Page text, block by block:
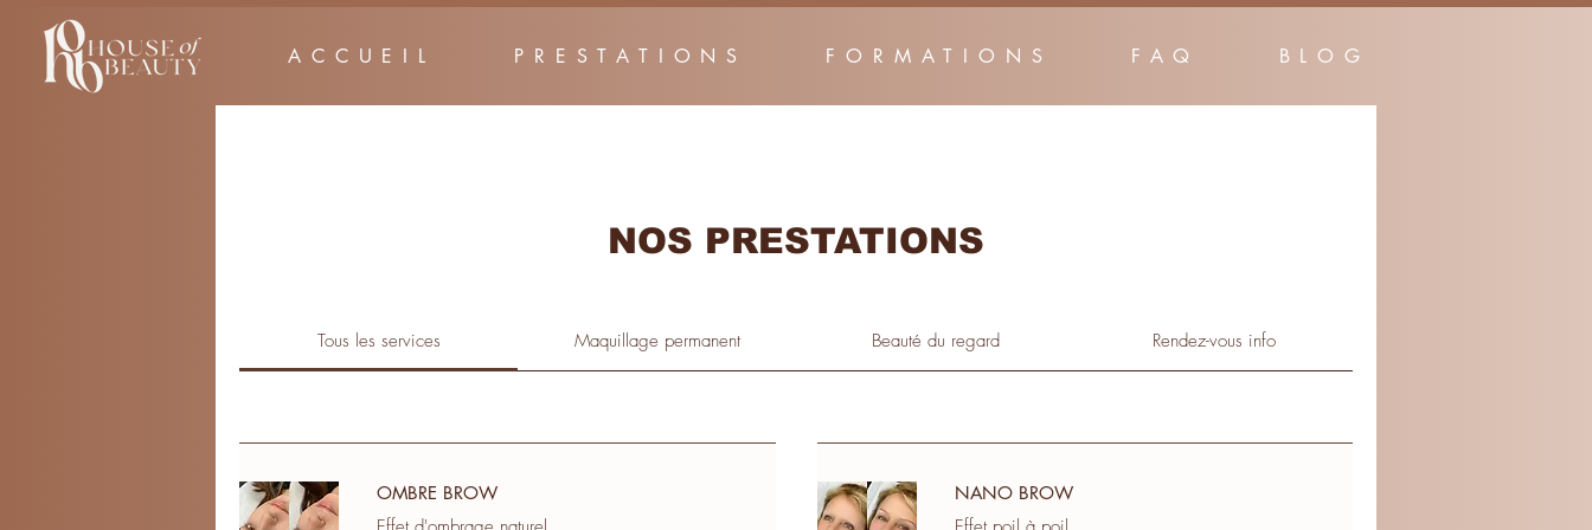
ACCUEIL PRESTATIONS FORMATIONS FAQ BLOG
NOS PRESTATIONS
Tous les services Maquillage permanent Beauté du regard Rendez-vous info
OMBRE BROW NANO BROW